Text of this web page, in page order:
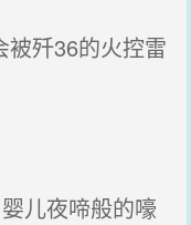
歼36的火控雷
儿夜啼般的嚎